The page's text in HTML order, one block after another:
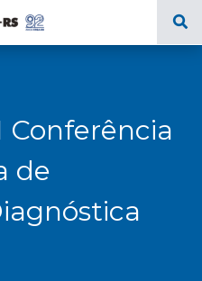
Conferência
de